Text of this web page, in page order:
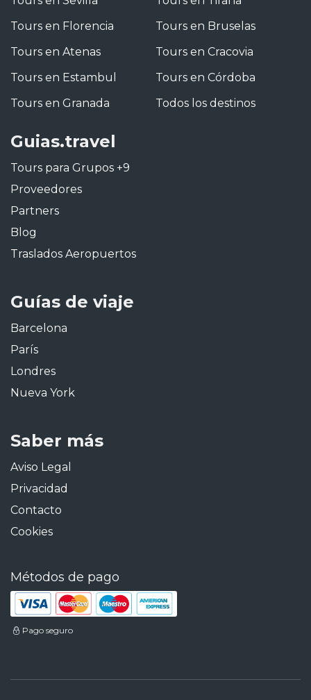
Tours en Florencia
Tours en Atenas
Tours en Estambul
Tours en Granada
Tours en Bruselas
Tours en Cracovia
Tours en Córdoba
Todos los destinos
Guias.travel
Tours para Grupos +9
Proveedores
Partners
Blog
Traslados Aeropuertos
Guías de viaje
Barcelona
París
Londres
Nueva York
Saber más
Aviso Legal
Privacidad
Contacto
Cookies
Métodos de pago
Pago seguro